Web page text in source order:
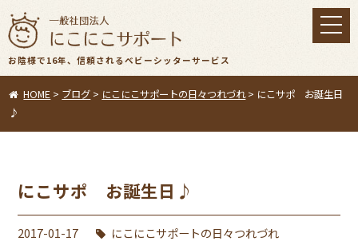
お陰様で16年、信頼されるベビーシッターサービス
toggle
HOME > ブログ > にこにこサポートの日々つれづれ> にこサポ お誕生日
♪
にこサポ お誕生日♪
2017-01-17 にこにこサポートの日々つれづれ